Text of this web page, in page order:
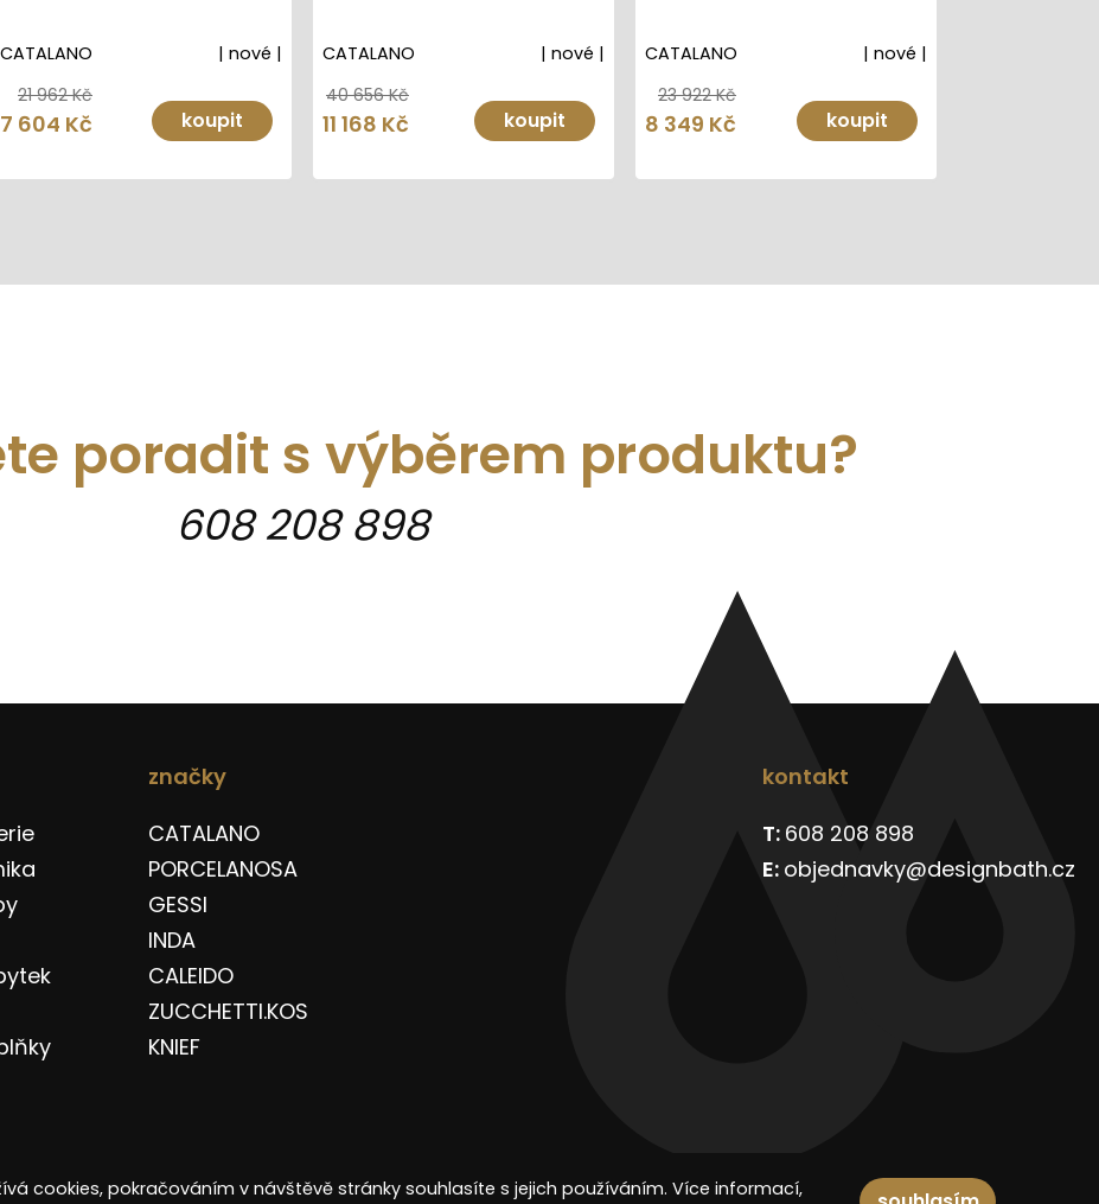
| nové |
CATALANO
koupit
21 962 Kč
7 604 Kč
| nové |
CATALANO
koupit
40 656 Kč
11 168 Kč
| nové |
CATALANO
koupit
23 922 Kč
8 349 Kč
poradit s výběrem produktu?
608 208 898
značky
CATALANO
PORCELANOSA
GESSI
INDA
CALEIDO
ZUCCHETTI.KOS
KNIEF
kontakt
608 208 898
objednavky@designbath.cz
cookies, pokračováním v návštěvě stránky souhlasíte s jejich používáním. Více informací,